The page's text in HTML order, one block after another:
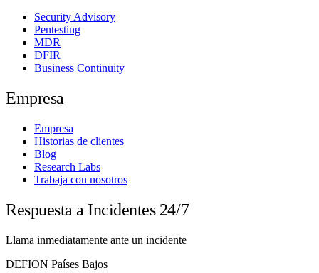
Security Advisory
Pentesting
MDR
DFIR
Business Continuity
Empresa
Empresa
Historias de clientes
Blog
Research Labs
Trabaja con nosotros
Respuesta a Incidentes 24/7
Llama inmediatamente ante un incidente
DEFION Países Bajos